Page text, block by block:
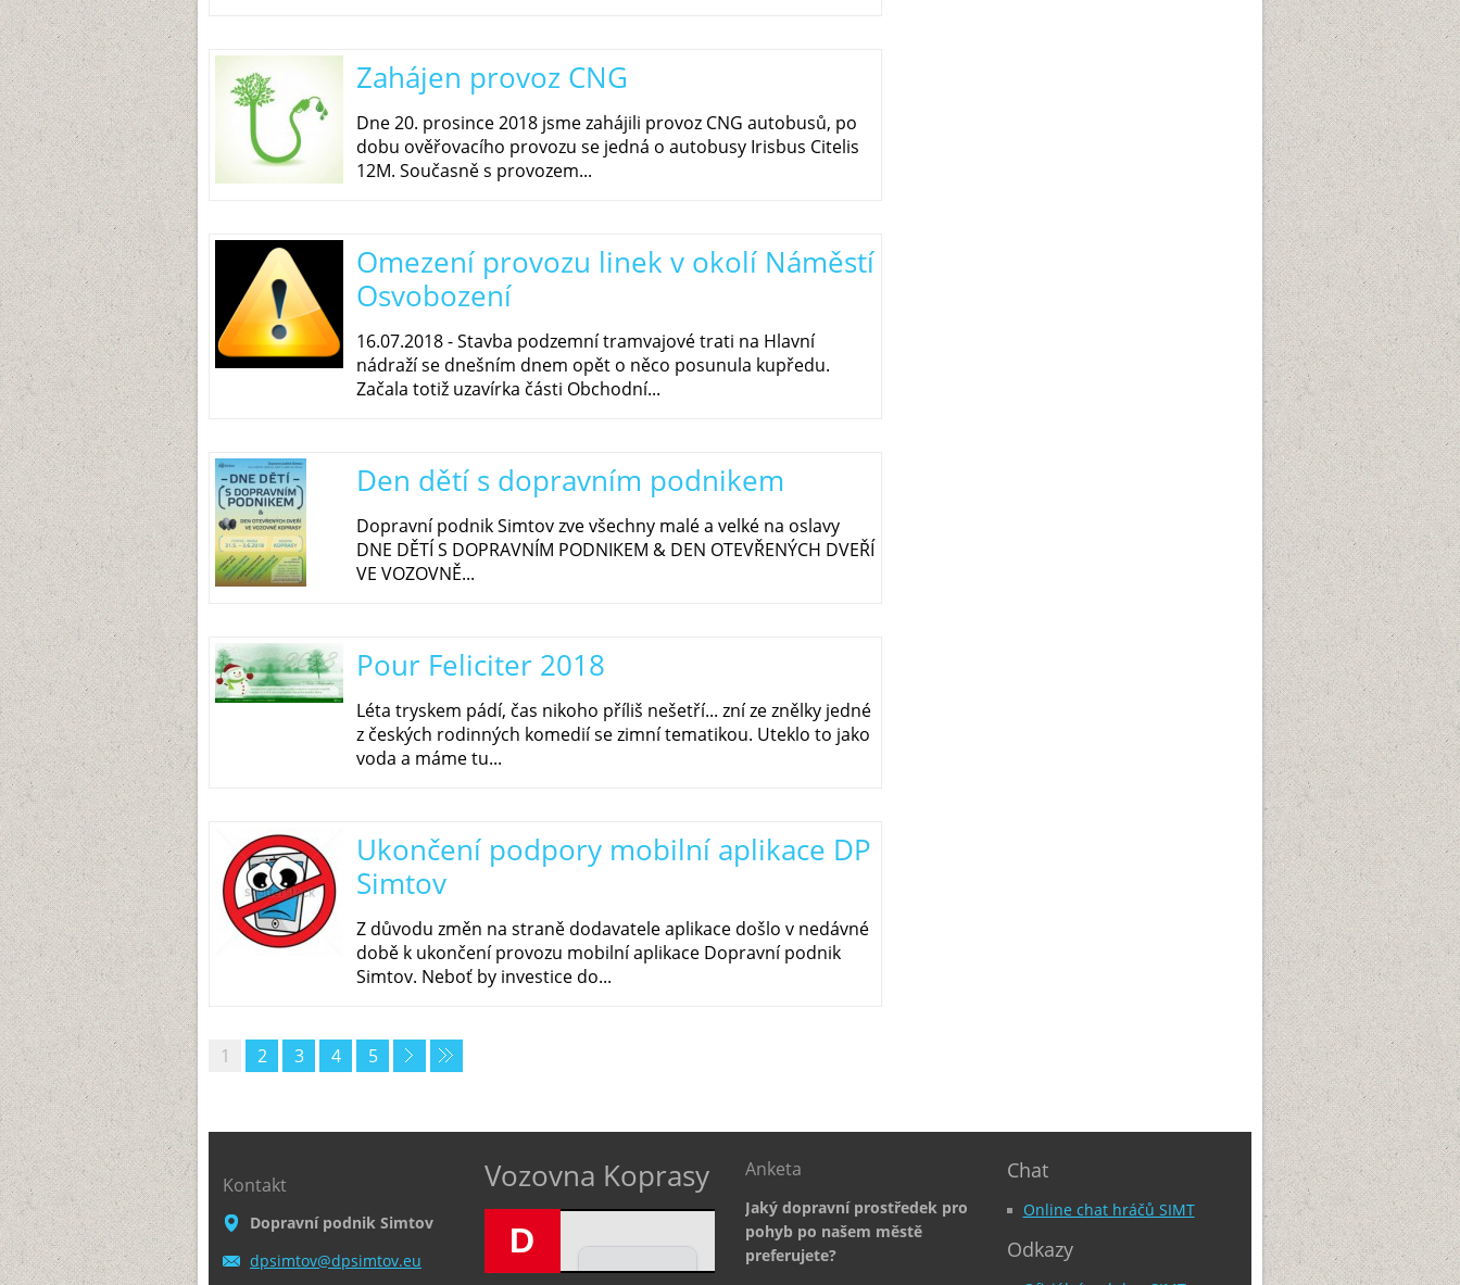
Zahájen provoz CNG
Dne 20. prosince 2018 jsme zahájili provoz CNG autobusů, po
dobu ověřovacího provozu se jedná o autobusy Irisbus Citelis
12M. Současně s provozem...
Omezení provozu linek v okolí Náměstí
Osvobození
16.07.2018 - Stavba podzemní tramvajové trati na Hlavní
nádraží se dnešním dnem opět o něco posunula kupředu.
Začala totiž uzavírka části Obchodní...
Den dětí s dopravním podnikem
Dopravní podnik Simtov zve všechny malé a velké na oslavy
DNE DĚTÍ S DOPRAVNÍM PODNIKEM & DEN OTEVŘENÝCH DVEŘÍ
VE VOZOVNĚ...
Pour Feliciter 2018
Léta tryskem pádí, čas nikoho příliš nešetří... zní ze znělky jedné
z českých rodinných komedií se zimní tematikou. Uteklo to jako
voda a máme tu...
Ukončení podpory mobilní aplikace DP
Simtov
Z důvodu změn na straně dodavatele aplikace došlo v nedávné
době k ukončení provozu mobilní aplikace Dopravní podnik
Simtov. Neboť by investice do...
1 2 3 4 5
Kontakt
Dopravní podnik Simtov
dpsimtov@dpsimtov.eu
Vozovna Koprasy
D
Anketa
Jaký dopravní prostředek pro
pohyb po našem městě
preferujete?
Chat
Online chat hráčů SIMT
Odkazy